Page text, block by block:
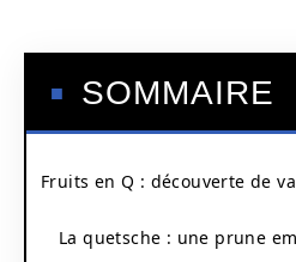
SOMMAIRE
Fruits en Q : découverte de
La quetsche : une prune